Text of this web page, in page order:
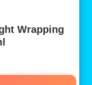
Wrapping